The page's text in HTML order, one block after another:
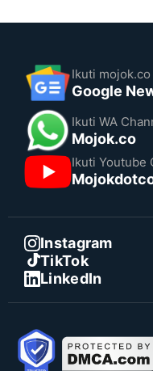
Ikuti mojok.co
Google
Ikuti WA
Mojok.co
Ikuti Youtube
Instagram
TikTok
LinkedIn